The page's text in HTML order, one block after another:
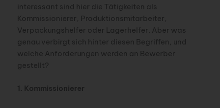
interessant sind hier die Tätigkeiten als
Kommissionierer, Produktionsmitarbeiter,
Verpackungshelfer oder Lagerhelfer. Aber was
genau verbirgt sich hinter diesen Begriffen, und
welche Anforderungen werden an Bewerber
gestellt?
1. Kommissionierer